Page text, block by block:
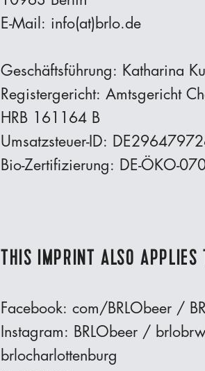
E-Mail: info(at)brlo.de
Geschäftsführung: Katharina
Registergericht: Amtsgericht
HRB 161164 B
Umsatzsteuer-ID:
Bio-Zertifizierung: DE-ÖKO-
THIS IMPRINT ALSO APPLIES
Facebook: com/BRLObeer /
Instagram: BRLObeer /
brlocharlottenburg